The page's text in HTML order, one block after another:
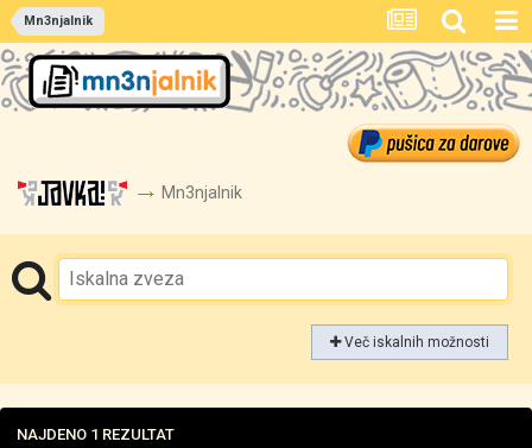
Mn3njalnik
Mn3njalnik
Več iskalnih možnosti
NAJDENO 1 REZULTAT